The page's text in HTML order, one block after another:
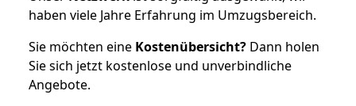
haben viele Jahre Erfahrung im Umzugsbereich.
Sie möchten eine Kostenübersicht? Dann holen
Sie sich jetzt kostenlose und unverbindliche
Angebote.